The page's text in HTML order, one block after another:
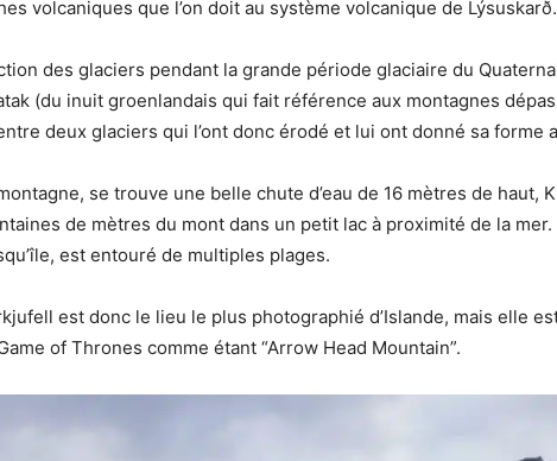
volcaniques que l’on doit au système volcanique de Lýsuskarð.
des glaciers pendant la grande période glaciaire du
(du inuit groenlandais qui fait référence aux montagnes
deux glaciers qui l’ont donc érodé et lui ont donné sa forme
se trouve une belle chute d’eau de 16 mètres de haut,
de mètres du mont dans un petit lac à proximité de la mer.
est entouré de multiples plages.
est donc le lieu le plus photographié d’Islande, mais elle
of Thrones comme étant “Arrow Head Mountain”.